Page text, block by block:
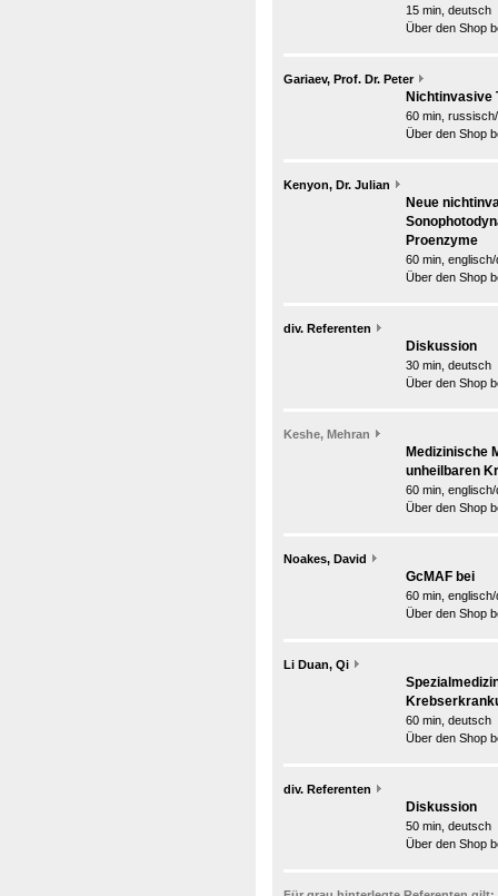
15 min, deutsch
Über den Shop
Gariaev, Prof. Dr. Peter
Nichtinvasive
60 min,
Über den Shop
Kenyon, Dr. Julian
Neue
Proenzyme
60 min,
Über den Shop
div. Referenten
Diskussion
30 min, deutsch
Über den Shop
Keshe, Mehran
Medizinische
unheilbaren
60 min,
Über den Shop
Noakes, David
GcMAF bei
60 min,
Über den Shop
Li Duan, Qi
60 min, deutsch
Über den Shop
div. Referenten
Diskussion
50 min, deutsch
Über den Shop